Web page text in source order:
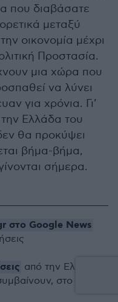
που διαβάσατε
μεταξύ
οικονομία μέχρι
Προστασία.
μια χώρα που
να λύνει
για χρόνια. Γι’
Ελλάδα του
θα προκύψει
βήμα-βήμα,
σήμερα.
στο Google News
από την Ελλάδα
στο